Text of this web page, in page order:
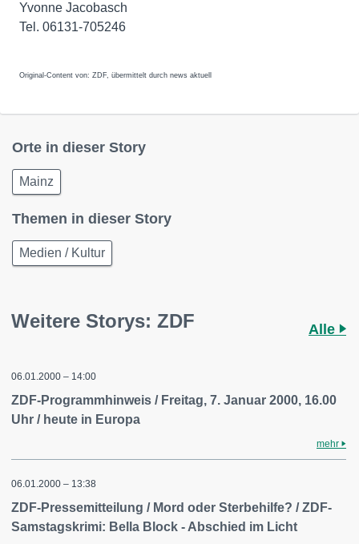
Yvonne Jacobasch
Tel. 06131-705246
Original-Content von: ZDF, übermittelt durch news aktuell
Orte in dieser Story
Mainz
Themen in dieser Story
Medien / Kultur
Weitere Storys: ZDF Alle
06.01.2000 – 14:00
ZDF-Programmhinweis / Freitag, 7. Januar 2000, 16.00
Uhr / heute in Europa
mehr
06.01.2000 – 13:38
ZDF-Pressemitteilung / Mord oder Sterbehilfe? / ZDF-
Samstagskrimi: Bella Block - Abschied im Licht